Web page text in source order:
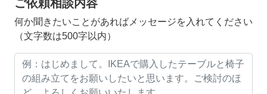
ご依頼相談内容
何か聞きたいことがあればメッセージを入れてください
（文字数は500字以内）